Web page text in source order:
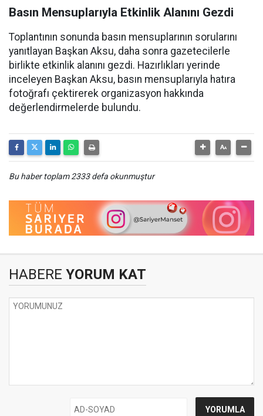
Basın Mensuplarıyla Etkinlik Alanını Gezdi
Toplantının sonunda basın mensuplarının sorularını
yanıtlayan Başkan Aksu, daha sonra gazetecilerle
birlikte etkinlik alanını gezdi. Hazırlıkları yerinde
inceleyen Başkan Aksu, basın mensuplarıyla hatıra
fotoğrafı çektirerek organizasyon hakkında
değerlendirmelerde bulundu.
Bu haber toplam 2333 defa okunmuştur
HABERE YORUM KAT